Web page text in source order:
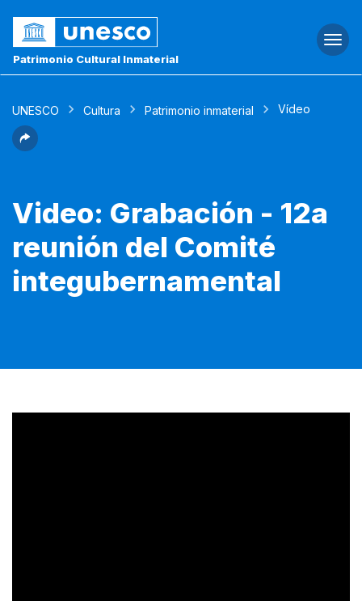
Patrimonio Cultural Inmaterial
UNESCO Cultura Patrimonio inmaterial Vídeo
Video: Grabación - 12a
reunión del Comité
integubernamental